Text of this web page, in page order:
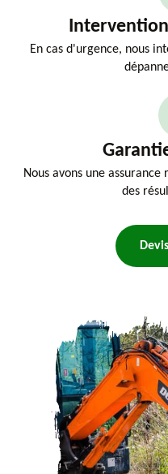
En cas d'urgence, nous
Nous avons une
des